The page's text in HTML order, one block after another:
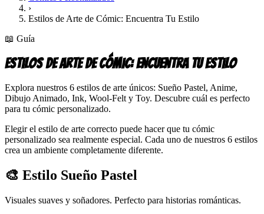
›
Estilos de Arte de Cómic: Encuentra Tu Estilo
📖 Guía
Estilos de Arte de Cómic: Encuentra Tu Estilo
Explora nuestros 6 estilos de arte únicos: Sueño Pastel, Anime,
Dibujo Animado, Ink, Wool-Felt y Toy. Descubre cuál es perfecto
para tu cómic personalizado.
Elegir el estilo de arte correcto puede hacer que tu cómic
personalizado sea realmente especial. Cada uno de nuestros 6 estilos
crea un ambiente completamente diferente.
🎨 Estilo Sueño Pastel
Visuales suaves y soñadores. Perfecto para historias románticas.